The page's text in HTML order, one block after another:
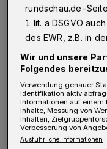
Oberliga:
Vor dem
die
Liveticker) beim
kleiner
Mit Feim
rundschau.de-
1 lit. a DSGVO
des EWR, z.B. in
Wir und unsere
Folgendes
Verwendung genauer
Identifikation aktiv
Informationen auf einem
Inhalte, Messung von
Inhalten,
Verbesserung von
Ausführliche Informationen